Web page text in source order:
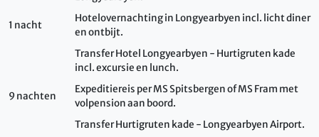
1 nacht
Hotelovernachting in Longyearbyen incl. licht diner
en ontbijt.
Transfer Hotel Longyearbyen - Hurtigruten kade
incl. excursie en lunch.
9 nachten
Expeditiereis per MS Spitsbergen of MS Fram met
volpension aan boord.
Transfer Hurtigruten kade - Longyearbyen Airport.